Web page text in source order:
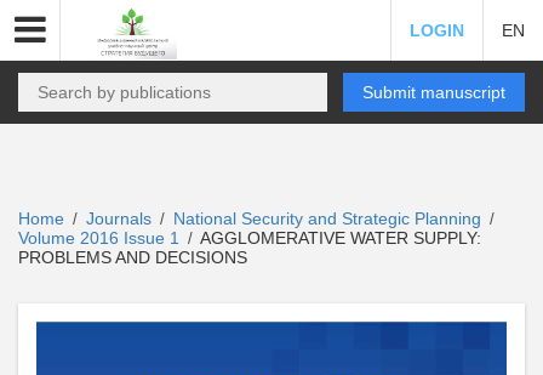
LOGIN EN
Submit manuscript
Home / Journals / National Security and Strategic Planning /
Volume 2016 Issue 1 / AGGLOMERATIVE WATER SUPPLY:
PROBLEMS AND DECISIONS